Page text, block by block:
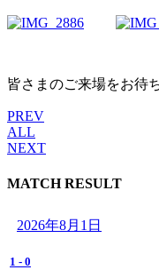
皆さまのご来場をお待
PREV
ALL
NEXT
MATCH RESULT
2026年8月1日
1 - 0